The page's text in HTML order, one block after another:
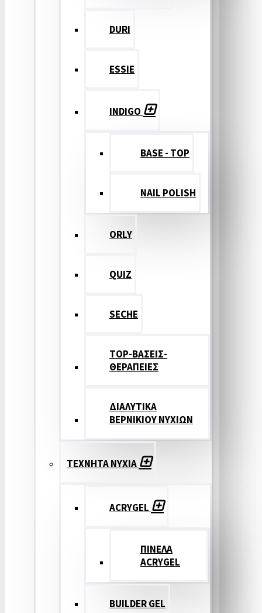
DURI
ESSIE
INDIGO
BASE - TOP
NAIL POLISH
ORLY
QUIZ
SECHE
TOP-ΒΑΣΕΙΣ-
ΘΕΡΑΠΕΙΕΣ
ΔΙΑΛΥΤΙΚΑ
ΒΕΡΝΙΚΙΟΥ ΝΥΧΙΩΝ
ΤΕΧΝΗΤΑ ΝΥΧΙΑ
ACRYGEL
ΠΙΝΕΛΑ
ACRYGEL
BUILDER GEL